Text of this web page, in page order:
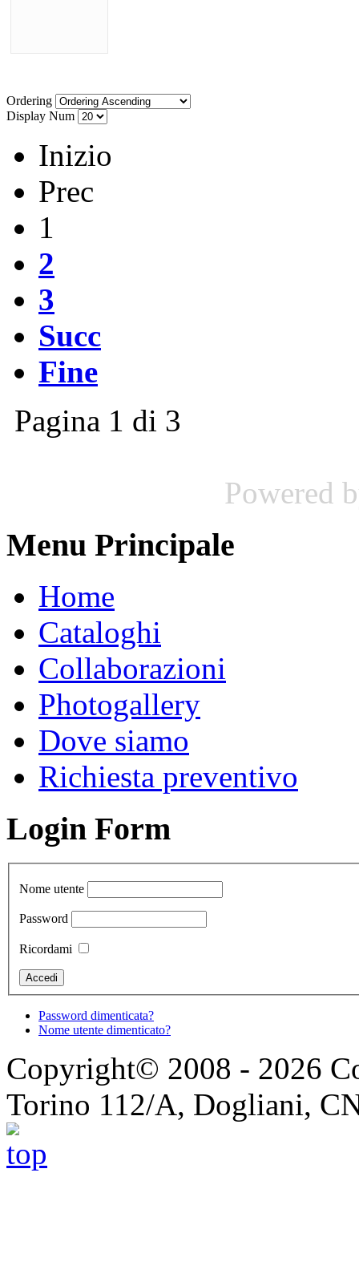
Ordering
Display Num
Inizio
Prec
1
2
3
Succ
Fine
Pagina 1 di 3
Powered
Menu Principale
Home
Cataloghi
Collaborazioni
Photogallery
Dove siamo
Richiesta preventivo
Login Form
Nome utente
Password
Ricordami
Password dimenticata?
Nome utente dimenticato?
Copyright© 2008 - 2026
Torino 112/A, Dogliani,